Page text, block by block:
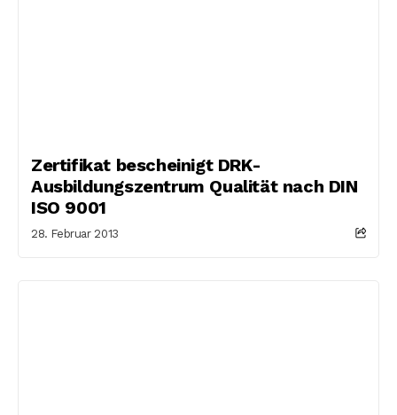
Zertifikat bescheinigt DRK-
Ausbildungszentrum Qualität nach DIN
ISO 9001
28. Februar 2013